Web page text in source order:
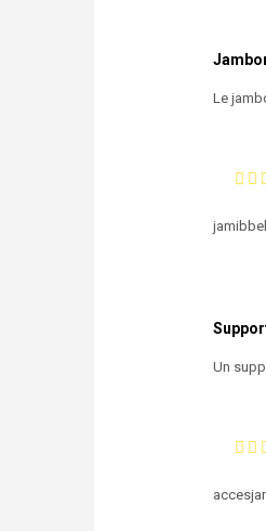
Le
jamibbel
Un